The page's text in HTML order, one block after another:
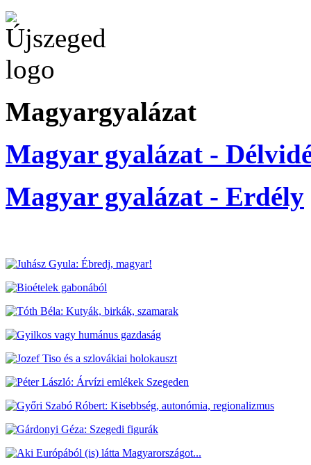
Magyargyalázat
Magyar gyalázat -
Magyar gyalázat - Erdély